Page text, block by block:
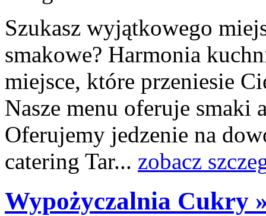
Szukasz wyjątkowego
smakowe? Harmonia
miejsce, które przeniesie
Nasze menu oferuje smaki
Oferujemy jedzenie na
catering Tar... zobacz
Wypożyczalnia Cukry